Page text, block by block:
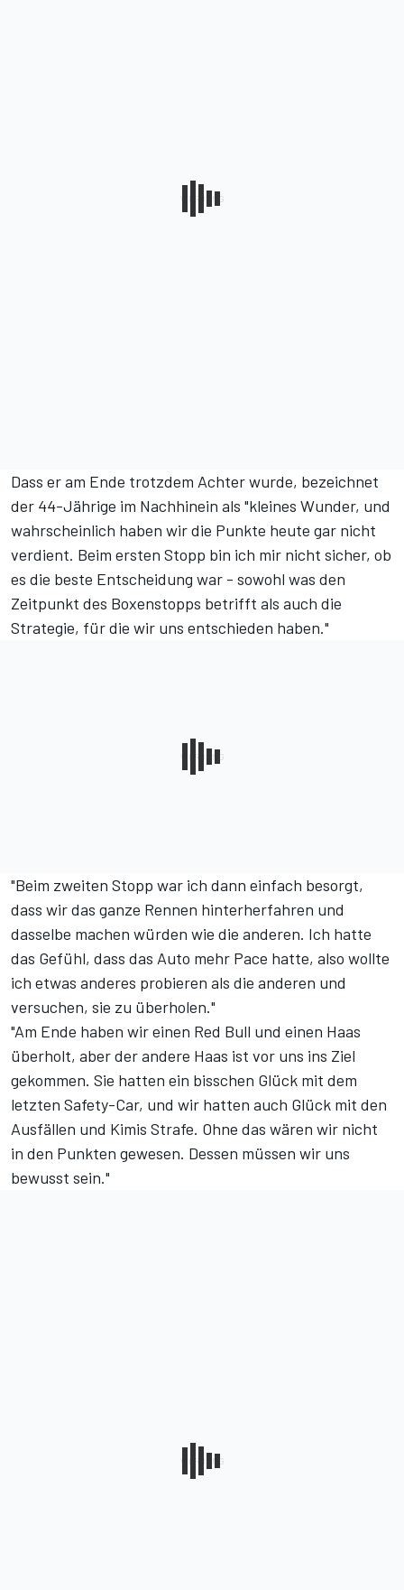
Dass er am Ende trotzdem Achter wurde, bezeichnet
der 44-Jährige im Nachhinein als "kleines Wunder, und
wahrscheinlich haben wir die Punkte heute gar nicht
verdient. Beim ersten Stopp bin ich mir nicht sicher, ob
es die beste Entscheidung war - sowohl was den
Zeitpunkt des Boxenstopps betrifft als auch die
Strategie, für die wir uns entschieden haben."
"Beim zweiten Stopp war ich dann einfach besorgt,
dass wir das ganze Rennen hinterherfahren und
dasselbe machen würden wie die anderen. Ich hatte
das Gefühl, dass das Auto mehr Pace hatte, also wollte
ich etwas anderes probieren als die anderen und
versuchen, sie zu überholen."
"Am Ende haben wir einen Red Bull und einen Haas
überholt, aber der andere Haas ist vor uns ins Ziel
gekommen. Sie hatten ein bisschen Glück mit dem
letzten Safety-Car, und wir hatten auch Glück mit den
Ausfällen und Kimis Strafe. Ohne das wären wir nicht
in den Punkten gewesen. Dessen müssen wir uns
bewusst sein."